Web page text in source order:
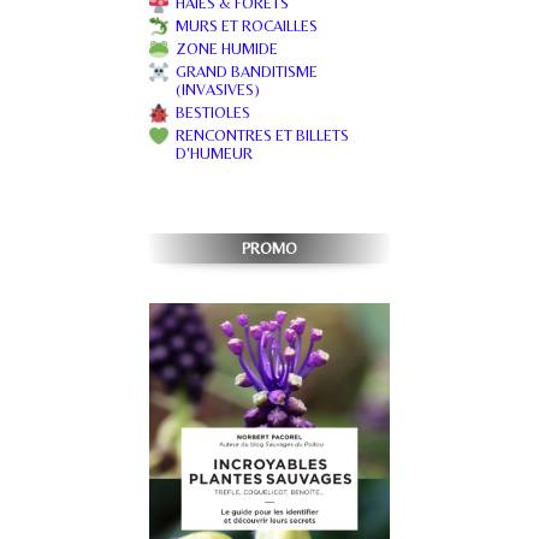
MURS ET ROCAILLES
ZONE HUMIDE
GRAND BANDITISME
(INVASIVES)
BESTIOLES
RENCONTRES ET BILLETS
D'HUMEUR
PROMO